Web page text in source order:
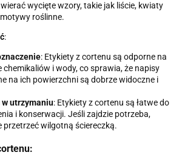
wycięte wzory, takie jak liście, kwiaty
roślinne.
:
: Etykiety z cortenu są odporne na
chemikaliów i wody, co sprawia, że napisy
na ich powierzchni są dobrze widoczne i
utrzymaniu: Etykiety z cortenu są łatwe do
i konserwacji. Jeśli zajdzie potrzeba,
przetrzeć wilgotną ściereczką.